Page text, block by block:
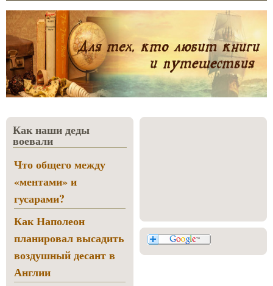
Как наши деды
воевали
Что общего между
«ментами» и
гусарами?
Как Наполеон
планировал высадить
воздушный десант в
Англии